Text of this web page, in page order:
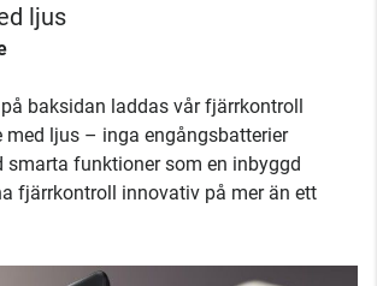
ljus
baksidan laddas vår fjärrkontroll
med ljus – inga engångsbatterier
smarta funktioner som en inbyggd
fjärrkontroll innovativ på mer än ett